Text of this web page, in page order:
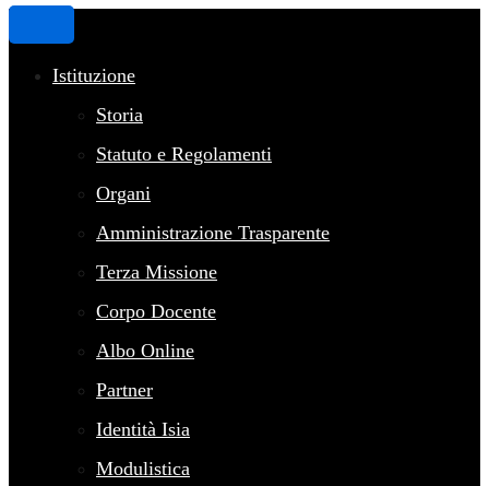
Istituzione
Storia
Statuto e Regolamenti
Organi
Amministrazione Trasparente
Terza Missione
Corpo Docente
Albo Online
Partner
Identità Isia
Modulistica